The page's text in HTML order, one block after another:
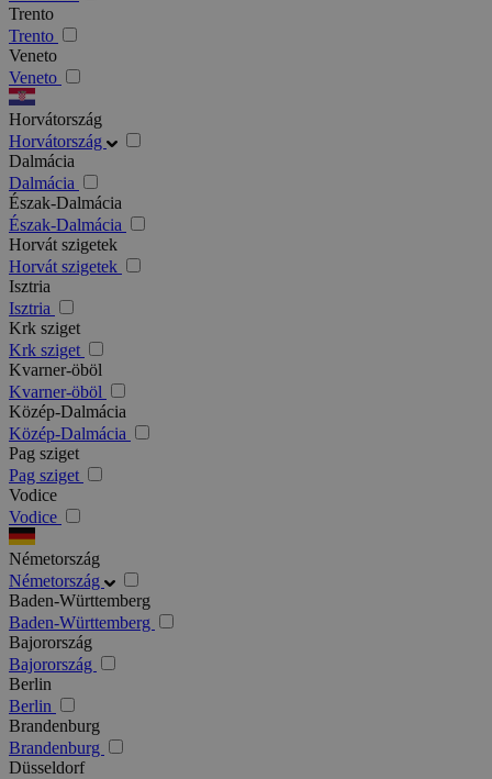
Trento
Trento
Veneto
Veneto
Horvátország
Horvátország
Dalmácia
Dalmácia
Észak-Dalmácia
Észak-Dalmácia
Horvát szigetek
Horvát szigetek
Isztria
Isztria
Krk sziget
Krk sziget
Kvarner-öböl
Kvarner-öböl
Közép-Dalmácia
Közép-Dalmácia
Pag sziget
Pag sziget
Vodice
Vodice
Németország
Németország
Baden-Württemberg
Baden-Württemberg
Bajorország
Bajorország
Berlin
Berlin
Brandenburg
Brandenburg
Düsseldorf